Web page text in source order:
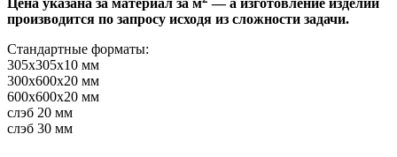
Цена указана за материал за м — а изготовление изделий
производится по запросу исходя из сложности задачи.
Стандартные форматы:
305х305х10 мм
300х600х20 мм
600х600х20 мм
слэб 20 мм
слэб 30 мм